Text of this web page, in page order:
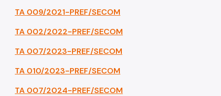
TA 009/2021-PREF/SECOM
TA 002/2022-PREF/SECOM
TA 007/2023-PREF/SECOM
TA 010/2023-PREF/SECOM
TA 007/2024-PREF/SECOM